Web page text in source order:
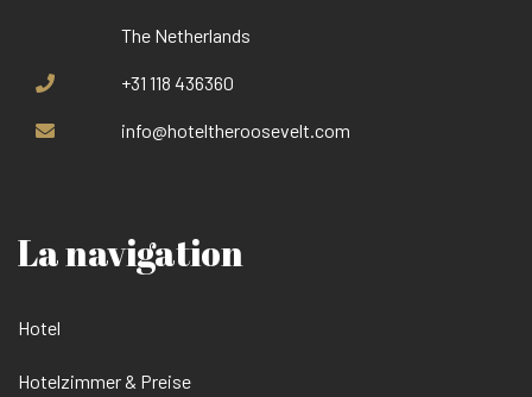
The Netherlands
+31 118 436360
info@hoteltheroosevelt.com
La navigation
Hotel
Hotelzimmer & Preise